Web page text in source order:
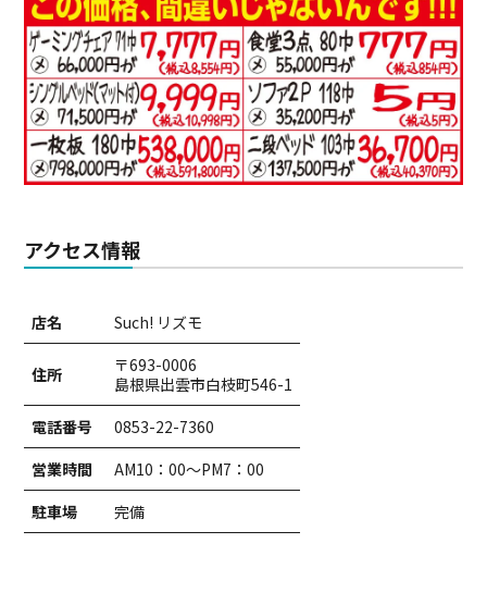
アクセス情報
店名 Such! リズモ
住所
〒693-0006
島根県出雲市白枝町546-1
電話番号
0853-22-7360
営業時間
AM10：00～PM7：00
駐車場
完備